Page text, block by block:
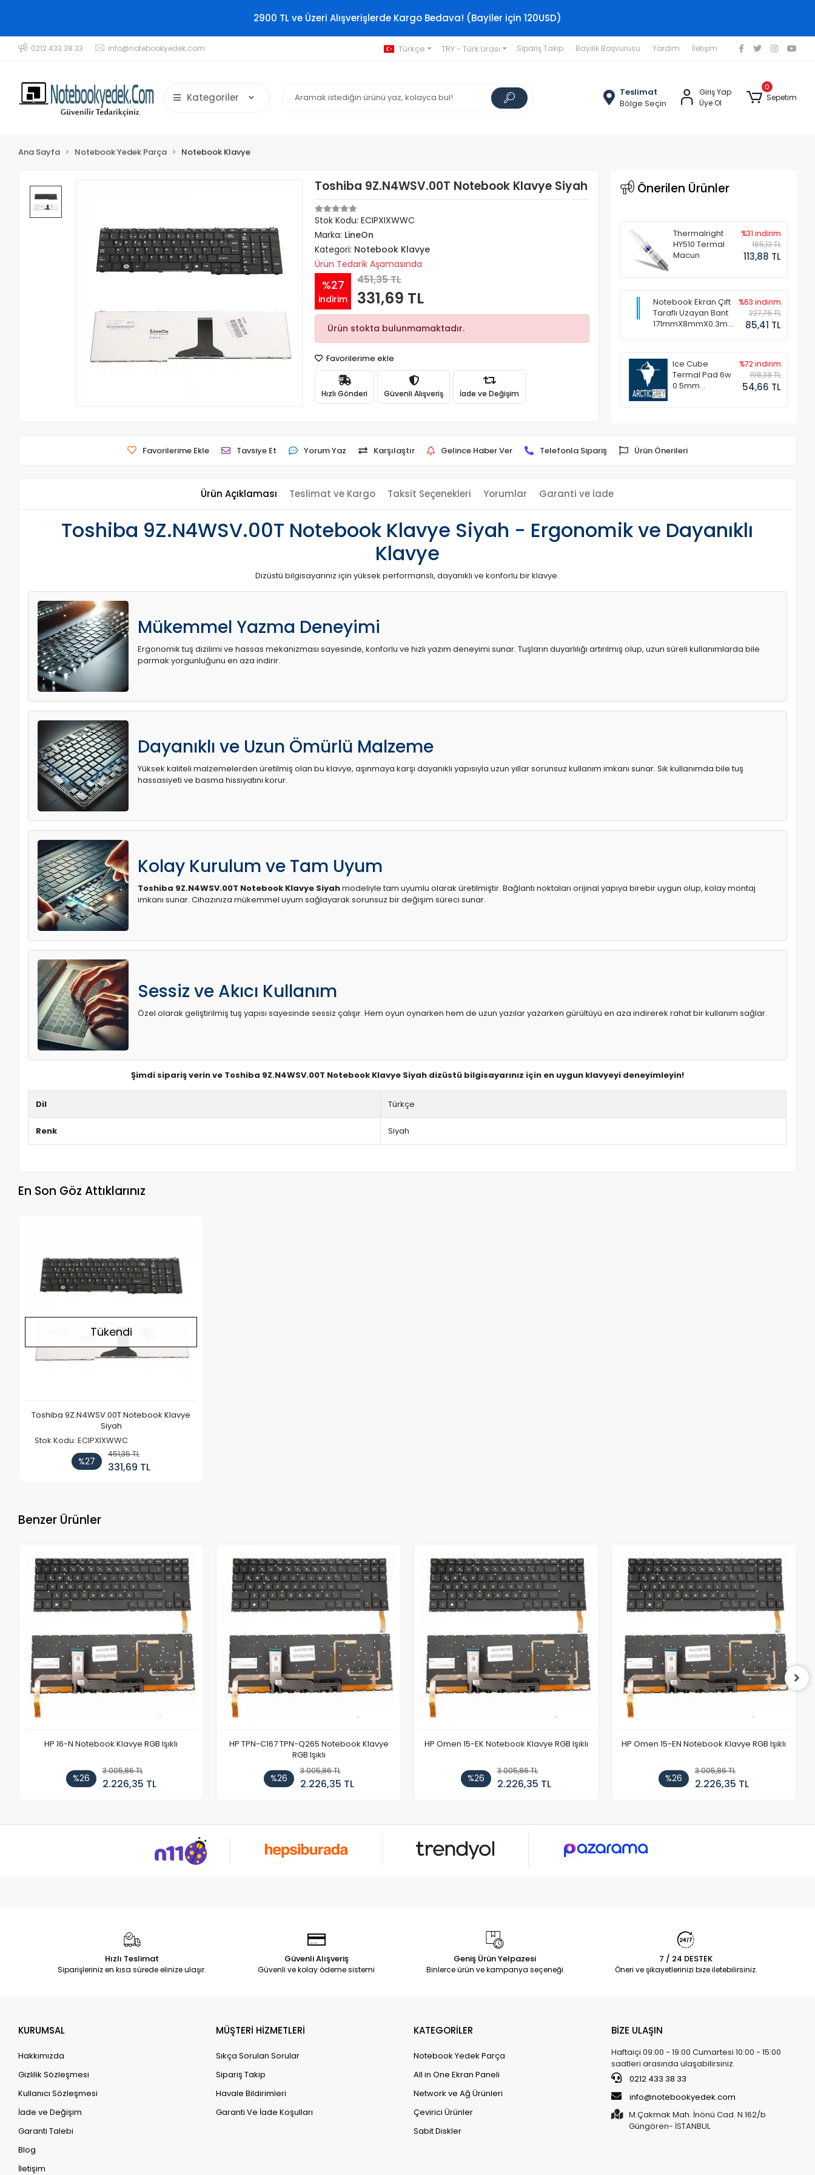
2900 TL ve Üzeri Alışverişlerde Kargo Bedava! (Bayiler için 120USD)
0212 433 38 33 info@notebookyedek.com Türkçe TRY - Türk Lirası Sipariş Takip Bayilik Başvurusu Yardım İletişim
Kategoriler
Teslimat
Bölge Seçin
Giriş Yap
Üye Ol
0
Sepetim
Ana Sayfa Notebook Yedek Parça Notebook Klavye
Toshiba 9Z.N4WSV.00T Notebook Klavye Siyah
Stok Kodu: ECIPXIXWWC
Marka: LineOn
Kategori: Notebook Klavye
Ürün Tedarik Aşamasında
%27
indirim
451,35 TL
331,69 TL
Ürün stokta bulunmamaktadır.
Favorilerime ekle
Hızlı Gönderi Güvenli Alışveriş İade ve Değişim
Önerilen Ürünler
Thermalright
HY510 Termal
Macun
%31 indirim
165,13 TL
113,88 TL
Notebook Ekran Çift
Taraflı Uzayan Bant
171mmX8mmX0.3mm
%63 indirim
227,76 TL
85,41 TL
Ice Cube
Termal Pad 6w
0.5mm
%72 indirim
198,38 TL
54,66 TL
Favorilerime Ekle Tavsiye Et Yorum Yaz Karşılaştır Gelince Haber Ver Telefonla Sipariş Ürün Önerileri
Ürün Açıklaması Teslimat ve Kargo Taksit Seçenekleri Yorumlar Garanti ve İade
Toshiba 9Z.N4WSV.00T Notebook Klavye Siyah - Ergonomik ve Dayanıklı
Klavye
Dizüstü bilgisayarınız için yüksek performanslı, dayanıklı ve konforlu bir klavye.
Mükemmel Yazma Deneyimi
Ergonomik tuş dizilimi ve hassas mekanizması sayesinde, konforlu ve hızlı yazım deneyimi sunar. Tuşların duyarlılığı artırılmış olup, uzun süreli kullanımlarda bile
parmak yorgunluğunu en aza indirir.
Dayanıklı ve Uzun Ömürlü Malzeme
Yüksek kaliteli malzemelerden üretilmiş olan bu klavye, aşınmaya karşı dayanıklı yapısıyla uzun yıllar sorunsuz kullanım imkanı sunar. Sık kullanımda bile tuş
hassasiyeti ve basma hissiyatını korur.
Kolay Kurulum ve Tam Uyum
Toshiba 9Z.N4WSV.00T Notebook Klavye Siyahmodeliyle tam uyumlu olarak üretilmiştir. Bağlantı noktaları orijinal yapıya birebir uygun olup, kolay montaj
imkanı sunar. Cihazınıza mükemmel uyum sağlayarak sorunsuz bir değişim süreci sunar.
Sessiz ve Akıcı Kullanım
Özel olarak geliştirilmiş tuş yapısı sayesinde sessiz çalışır. Hem oyun oynarken hem de uzun yazılar yazarken gürültüyü en aza indirerek rahat bir kullanım sağlar.
Şimdi sipariş verin ve Toshiba 9Z.N4WSV.00T Notebook Klavye Siyah dizüstü bilgisayarınız için en uygun klavyeyi deneyimleyin!
Dil Türkçe
Renk Siyah
En Son Göz Attıklarınız
Tükendi
Toshiba 9Z.N4WSV.00T Notebook Klavye
Siyah
Stok Kodu: ECIPXIXWWC
%27
451,35 TL
331,69 TL
Benzer Ürünler
HP 16-N Notebook Klavye RGB Işıklı
%26
3.005,86 TL
2.226,35 TL
HP TPN-C167 TPN-Q265 Notebook Klavye
RGB Işıklı
%26
3.005,86 TL
2.226,35 TL
HP Omen 15-EK Notebook Klavye RGB Işıklı
%26
3.005,86 TL
2.226,35 TL
HP Omen 15-EN Notebook Klavye RGB Işıklı
%26
3.005,86 TL
2.226,35 TL
Hızlı Teslimat
Siparişleriniz en kısa sürede elinize ulaşır.
Güvenli Alışveriş
Güvenli ve kolay ödeme sistemi
Geniş Ürün Yelpazesi
Binlerce ürün ve kampanya seçeneği
7 / 24 DESTEK
Öneri ve şikayetlerinizi bize iletebilirsiniz.
KURUMSAL
Hakkımızda
Gizlilik Sözleşmesi
Kullanıcı Sözleşmesi
İade ve Değişim
Garanti Talebi
Blog
İletişim
MÜŞTERİ HİZMETLERİ
Sıkça Sorulan Sorular
Sipariş Takip
Havale Bildirimleri
Garanti Ve İade Koşulları
KATEGORİLER
Notebook Yedek Parça
All in One Ekran Paneli
Network ve Ağ Ürünleri
Çevirici Ürünler
Sabit Diskler
BİZE ULAŞIN
Haftaiçi 09:00 - 19:00 Cumartesi 10:00 - 15:00
saatleri arasında ulaşabilirsiniz.
0212 433 38 33
info@notebookyedek.com
M.Çakmak Mah. İnönü Cad. N.162/b
Güngören- İSTANBUL